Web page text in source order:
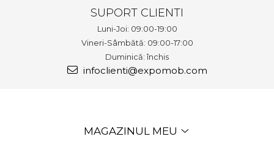
SUPORT CLIENTI
Luni-Joi: 09:00-19:00
Vineri-Sâmbătă: 09:00-17:00
Duminică: închis
infoclienti@expomob.com
MAGAZINUL MEU